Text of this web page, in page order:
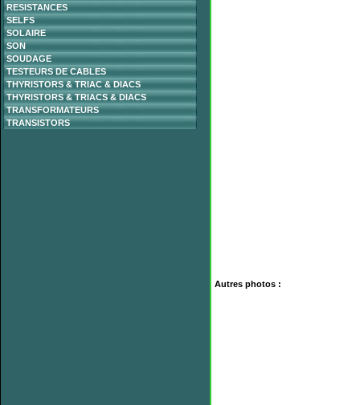
RESISTANCES
SELFS
SOLAIRE
SON
SOUDAGE
TESTEURS DE CABLES
THYRISTORS & TRIAC & DIACS
THYRISTORS & TRIACS & DIACS
TRANSFORMATEURS
TRANSISTORS
Autres photos :